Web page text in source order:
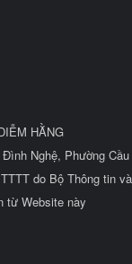
HẰNG
Nghệ, Phường
do Bộ Thông tin
từ Website này